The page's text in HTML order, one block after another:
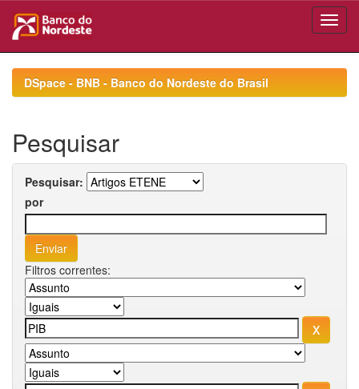
navigationDSpace - BNB - Banco do Nordeste do Brasil
Pesquisar
Pesquisar:
por
Filtros correntes: